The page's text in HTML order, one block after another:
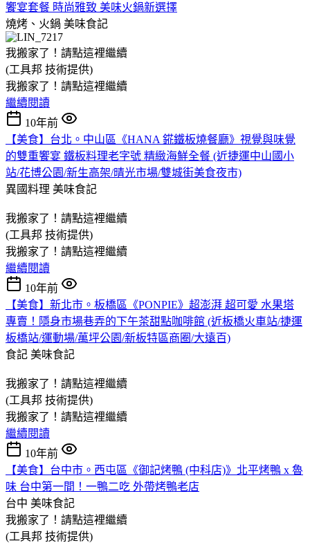
饗宴套餐 時尚雅致 美味火鍋新選擇
燒烤、火鍋 美味食記
我搬家了！請點這裡繼續
(工具邦 技術提供)
我搬家了！請點這裡繼續
繼續閱讀
10年前
【美食】台北。中山區《HANA 錵鐵板燒餐廳》視覺與味覺
的雙重饗宴 鐵板料理老字號 精緻海鮮全餐 (近捷運中山國小
站/花博公園/新生高架/晴光市場/雙城街美食夜市)
異國料理 美味食記
我搬家了！請點這裡繼續
(工具邦 技術提供)
我搬家了！請點這裡繼續
繼續閱讀
10年前
【美食】新北市。板橋區《PONPIE》超澎湃 超可愛 水果塔
專賣！隱身市場巷弄的下午茶甜點咖啡館 (近板橋火車站/捷運
板橋站/運動場/萬坪公園/新板特區商圈/大遠百)
食記 美味食記
我搬家了！請點這裡繼續
(工具邦 技術提供)
我搬家了！請點這裡繼續
繼續閱讀
10年前
【美食】台中市。西屯區《御記烤鴨 (中科店)》北平烤鴨 x 魯
味 台中第一間！一鴨二吃 外帶烤鴨老店
台中 美味食記
我搬家了！請點這裡繼續
(工具邦 技術提供)